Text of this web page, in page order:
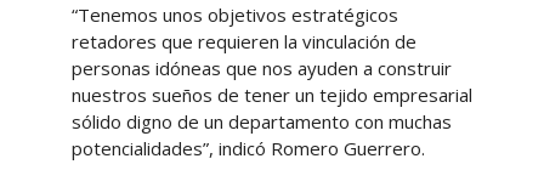
“Tenemos unos objetivos estratégicos
retadores que requieren la vinculación de
personas idóneas que nos ayuden a construir
nuestros sueños de tener un tejido empresarial
sólido digno de un departamento con muchas
potencialidades”, indicó Romero Guerrero.